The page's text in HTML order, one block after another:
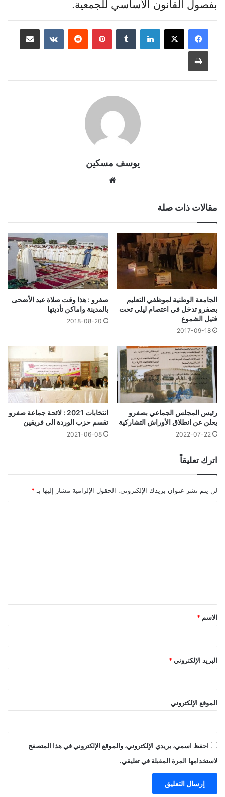
بفصول القانون الأساسي للجمعية.
لينكدإن بينتيريست مشاركة عبر البريد
طباعة
يوسف مسكين
مقالات ذات صلة
الجامعة الوطنية لموظفي التعليم
بصفرو تدخل في اعتصام ليلي تحت
فتيل الشموع
2017-09-18
صفرو : هذا وقت صلاة عيد الأضحى
بالمدينة واماكن تأديتها
2018-08-20
رئيس المجلس الجماعي بصفرو
يعلن عن انطلاق الأوراش التشاركية
2022-07-22
انتخابات 2021 : لائحة جماعة صفرو
تقسم حزب الوردة الى فريقين
2021-06-08
اترك تعليقاً
لن يتم نشر عنوان بريدك الإلكتروني. الحقول الإلزامية مشار إليها بـ *
*
الاسم *
البريد الإلكتروني *
الموقع الإلكتروني
احفظ اسمي، بريدي الإلكتروني، والموقع الإلكتروني في هذا المتصفح
لاستخدامها المرة المقبلة في تعليقي.